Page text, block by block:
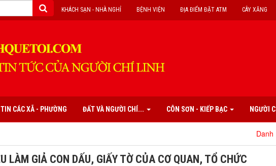
CÂY XĂNG
ĐỊA ĐIỂM ĐẶT ATM
BỆNH VIỆN
KHÁCH SẠN - NHÀ NGHỈ
TIN CÁC XÃ - PHƯỜNG ĐẤT VÀ NGƯỜI CHÍ... CÔN SƠN - KIẾP BẠC NGƯỜI
Danh mục các di
LÀM GIẢ CON DẤU, GIẤY TỜ CỦA CƠ QUAN, TỔ CHỨC